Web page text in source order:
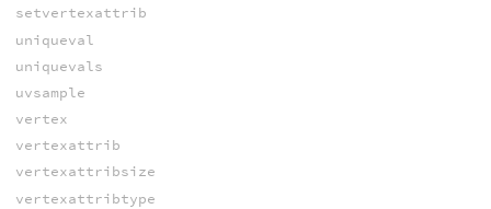
setvertexattrib
uniqueval
uniquevals
uvsample
vertex
vertexattrib
vertexattribsize
vertexattribtype